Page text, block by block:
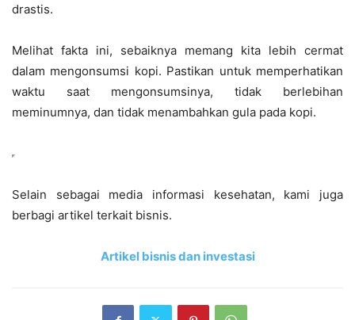
drastis.
Melihat fakta ini, sebaiknya memang kita lebih cermat
dalam mengonsumsi kopi. Pastikan untuk memperhatikan
waktu saat mengonsumsinya, tidak berlebihan
meminumnya, dan tidak menambahkan gula pada kopi.
Selain sebagai media informasi kesehatan, kami juga
berbagi artikel terkait bisnis.
Artikel bisnis dan investasi